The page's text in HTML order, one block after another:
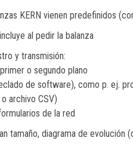
KERN vienen predefinidos
al pedir la balanza
y transmisión:
o segundo plano
de software), como p. ej.
archivo CSV)
de la red
tamaño, diagrama de evolución